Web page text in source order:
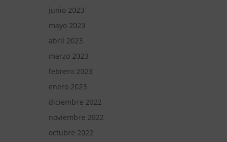
junio 2023
mayo 2023
abril 2023
marzo 2023
febrero 2023
enero 2023
diciembre 2022
noviembre 2022
octubre 2022